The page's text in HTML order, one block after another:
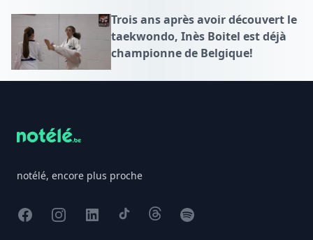
Trois ans après avoir découvert le
taekwondo, Inès Boitel est déjà
championne de Belgique!
notélé, encore plus proche
FacebookInstagram
X TikTokThreadsSpotify